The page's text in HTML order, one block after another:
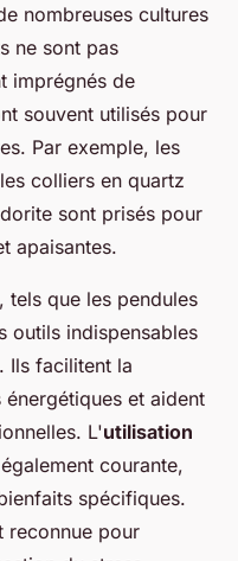
nombreuses cultures
ne sont pas
imprégnés de
souvent utilisés pour
Par exemple, les
colliers en quartz
sont prisés pour
apaisantes.
, tels que les pendules
outils indispensables
Ils facilitent la
et aident
L'utilisation
courante,
spécifiques.
reconnue pour